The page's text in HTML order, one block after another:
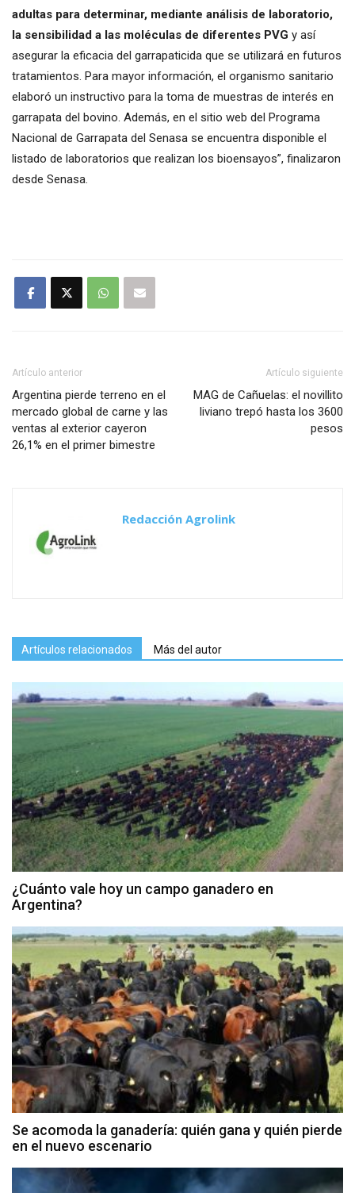
adultas para determinar, mediante análisis de laboratorio,
la sensibilidad a las moléculas de diferentes PVG y así
asegurar la eficacia del garrapaticida que se utilizará en futuros
tratamientos. Para mayor información, el organismo sanitario
elaboró un instructivo para la toma de muestras de interés en
garrapata del bovino. Además, en el sitio web del Programa
Nacional de Garrapata del Senasa se encuentra disponible el
listado de laboratorios que realizan los bioensayos”, finalizaron
desde Senasa.
Artículo anterior
Argentina pierde terreno en el
mercado global de carne y las
ventas al exterior cayeron
26,1% en el primer bimestre
Artículo siguiente
MAG de Cañuelas: el novillito
liviano trepó hasta los 3600
pesos
Redacción Agrolink
Artículos relacionados Más del autor
¿Cuánto vale hoy un campo ganadero en
Argentina?
Se acomoda la ganadería: quién gana y quién pierde
en el nuevo escenario